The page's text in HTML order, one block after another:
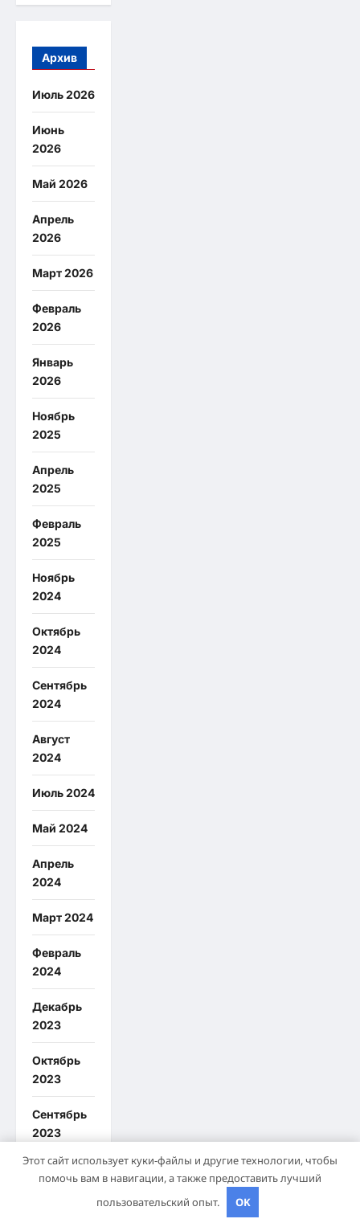
Архив
Июль 2026
Июнь
2026
Май 2026
Апрель
2026
Март 2026
Февраль
2026
Январь
2026
Ноябрь
2025
Апрель
2025
Февраль
2025
Ноябрь
2024
Октябрь
2024
Сентябрь
2024
Август
2024
Июль 2024
Май 2024
Апрель
2024
Март 2024
Февраль
2024
Декабрь
2023
Октябрь
2023
Сентябрь
2023
Август
2023
Этот сайт использует куки-файлы и другие технологии, чтобы
помочь вам в навигации, а также предоставить лучший
пользовательский опыт.
OK